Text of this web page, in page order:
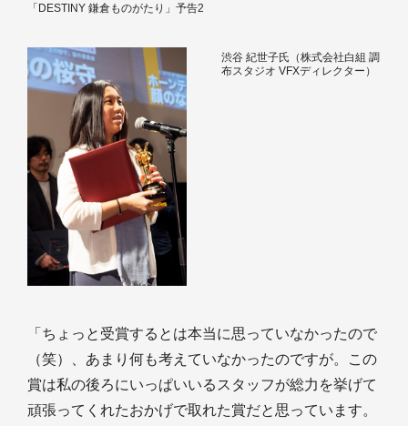
「DESTINY 鎌倉ものがたり」予告2
渋谷 紀世子氏（株式会社白組 調
布スタジオ VFXディレクター）
「ちょっと受賞するとは本当に思っていなかったので
（笑）、あまり何も考えていなかったのですが。この
賞は私の後ろにいっぱいいるスタッフが総力を挙げて
頑張ってくれたおかげで取れた賞だと思っています。